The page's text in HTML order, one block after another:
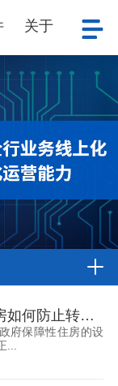
关于
公租房、廉租房如何防止转租？
府保障性住房的设
...